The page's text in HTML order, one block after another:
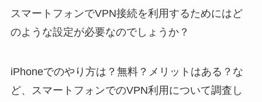
スマートフォンでVPN接続を利用するためにはど
のような設定が必要なのでしょうか？
iPhoneでのやり方は？無料？メリットはある？な
ど、スマートフォンでのVPN利用について調査し